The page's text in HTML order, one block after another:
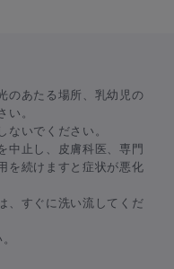
のあたる場所、乳幼児の
い。
いでください。
中止し、皮膚科医、専門
を続けますと症状が悪化
、すぐに洗い流してくだ